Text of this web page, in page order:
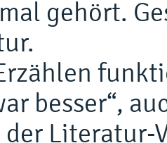
gehört.
besser“,
Literatur-